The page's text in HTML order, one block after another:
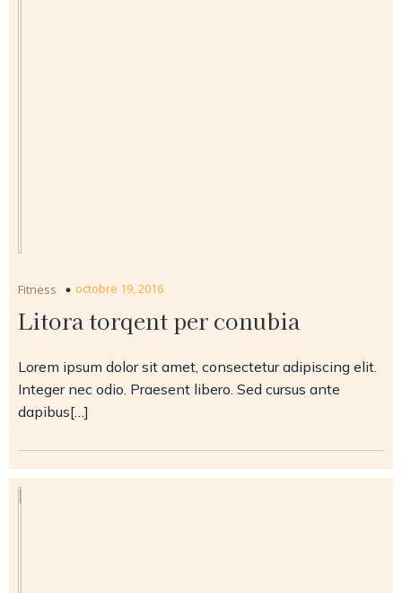
Fitness octobre 19, 2016
Litora torqent per conubia
Lorem ipsum dolor sit amet, consectetur adipiscing elit.
Integer nec odio. Praesent libero. Sed cursus ante
dapibus[…]